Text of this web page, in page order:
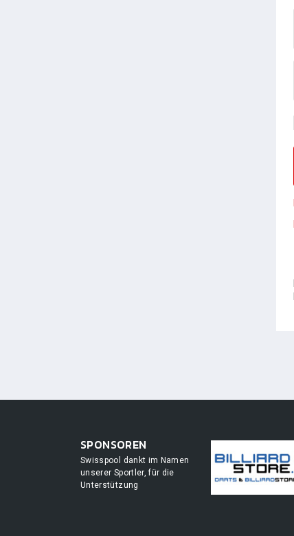
SPONSOREN
Swisspool dankt im Namen
unserer Sportler, für die
Unterstützung